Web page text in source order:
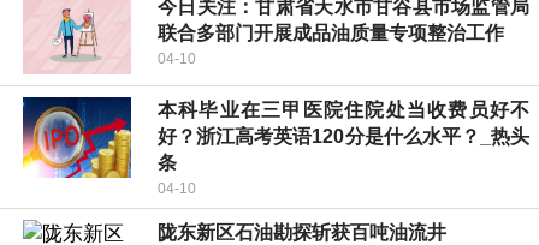
今日关注：甘肃省天水市甘谷县市场监管局
联合多部门开展成品油质量专项整治工作
04-10
本科毕业在三甲医院住院处当收费员好不
好？浙江高考英语120分是什么水平？_热头
条
04-10
陇东新区石油勘探斩获百吨油流井